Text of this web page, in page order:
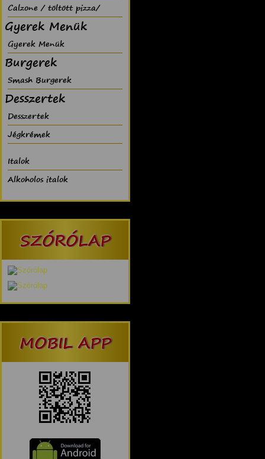
Calzone / töltött pizza/
Gyerek Menük
Gyerek Menük
Burgerek
Smash Burgerek
Desszertek
Desszertek
Jégkrémek
Italok
Alkoholos italok
SZÓRÓLAP
MOBIL APP